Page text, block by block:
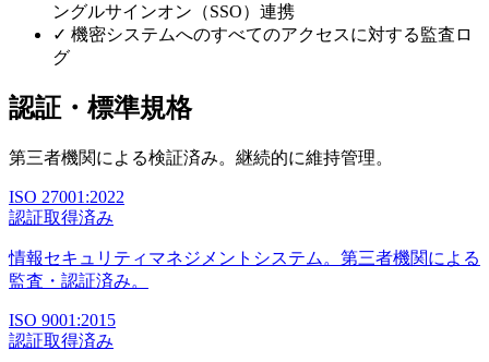
ングルサインオン（SSO）連携
✓ 機密システムへのすべてのアクセスに対する監査ロ
グ
認証・標準規格
第三者機関による検証済み。継続的に維持管理。
ISO 27001:2022
認証取得済み
情報セキュリティマネジメントシステム。第三者機関による
監査・認証済み。
ISO 9001:2015
認証取得済み